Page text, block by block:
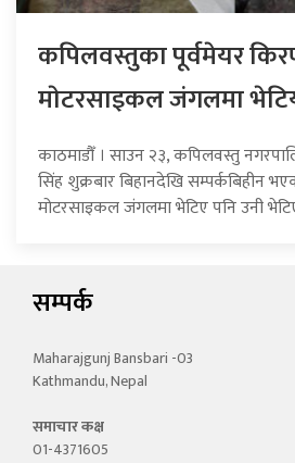
कपिलवस्तुका पूर्वमेयर
माेटरसाइकल जंगलमा
काठमाडौँ । साउन २३, कपिलवस्तु
सिंह शुक्रबार बिहानदेखि सम्पर्कबिहीन
मोटरसाइकल जंगलमा भेटिए पनि उनी
सम्पर्क
Maharajgunj Bansbari -03
Kathmandu, Nepal
समाचार कक्ष
01-4371605